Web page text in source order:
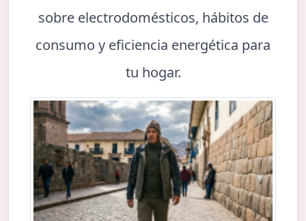
sobre electrodomésticos, hábitos de
consumo y eficiencia energética para
tu hogar.